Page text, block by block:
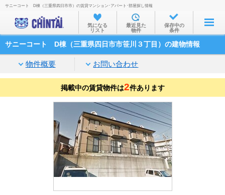
お部屋を探す
沿線・駅から
家賃相場から
通勤通学時間から
物件特集から
不動産会社から
TOP
サニーコート D棟（三重県四日市市）の賃貸マンション･アパート･部屋探し情報
気になる
リスト
最近見た
物件
保存中の
条件
サニーコート D棟（三重県四日市市笹川３丁目）の建物情報
物件概要 お問い合わせ
掲載中の賃貸物件は2件あります